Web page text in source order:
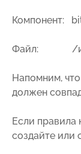
Компонент:
Файл: /имя
Напомним,
должен
Если правила
создайте или